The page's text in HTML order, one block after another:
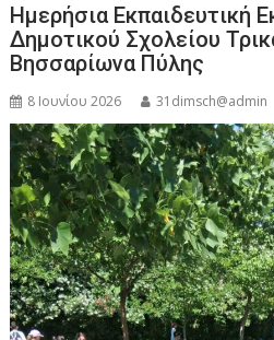
Ημερήσια Εκπαιδευτική
Δημοτικού Σχολείου
Βησσαρίωνα Πύλης
8 Ιουνίου 2026 31dimsch@admin